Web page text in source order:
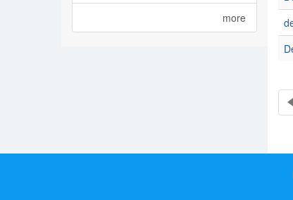
more